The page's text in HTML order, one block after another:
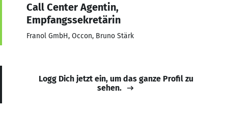
Call Center Agentin,
Empfangssekretärin
Franol GmbH, Occon, Bruno Stärk
Logg Dich jetzt ein, um das ganze Profil zu
sehen.